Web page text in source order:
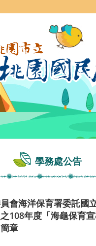
學務處公告
會海洋保育署委託國
108年度「海龜保育
章